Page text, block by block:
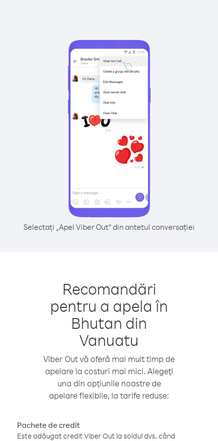
Selectați „Apel Viber Out” din antetul conversației
Recomandări
pentru a apela în
Bhutan din
Vanuatu
Viber Out vă oferă mai mult timp de
apelare la costuri mai mici. Alegeți
una din opțiunile noastre de
apelare flexibile, la tarife reduse:
Pachete de credit
Este adăugat credit Viber Out la soldul dvs. când